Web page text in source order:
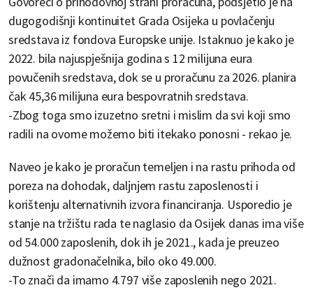
dugogodišnji kontinuitet Grada Osijeka u povlačenju
sredstava iz fondova Europske unije. Istaknuo je kako je
2022. bila najuspješnija godina s 12 milijuna eura
povučenih sredstava, dok se u proračunu za 2026. planira
čak 45,36 milijuna eura bespovratnih sredstava.
-Zbog toga smo izuzetno sretni i mislim da svi koji smo
radili na ovome možemo biti itekako ponosni - rekao je.
Naveo je kako je proračun temeljen i na rastu prihoda od
poreza na dohodak, daljnjem rastu zaposlenosti i
korištenju alternativnih izvora financiranja. Usporedio je
stanje na tržištu rada te naglasio da Osijek danas ima više
od 54.000 zaposlenih, dok ih je 2021., kada je preuzeo
dužnost gradonačelnika, bilo oko 49.000.
-To znači da imamo 4.797 više zaposlenih nego 2021.